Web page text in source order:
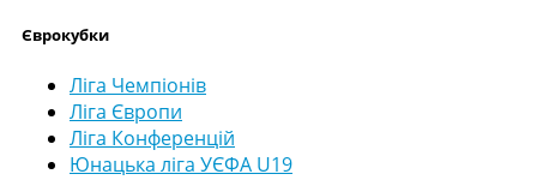
Єврокубки
Ліга Чемпіонів
Ліга Європи
Ліга Конференцій
Юнацька ліга УЄФА U19